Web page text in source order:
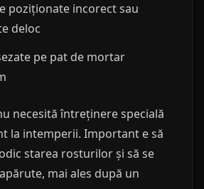
poziționate incorect sau
deloc
pe pat de mortar
necesită întreținere specială
la intemperii. Important e să
starea rosturilor și să se
mai ales după un